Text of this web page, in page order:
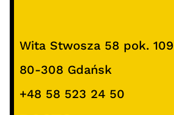
Wita Stwosza 58 pok. 109
80-308 Gdańsk
+48 58 523 24 50